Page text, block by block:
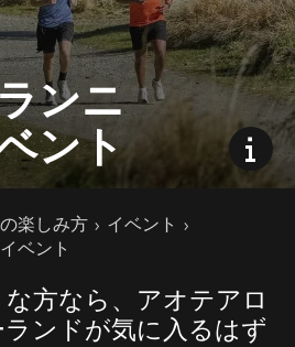
ンニ
ント
楽しみ方
イベント
ベント
方なら、アオテアロ
ンドが気に入るはず